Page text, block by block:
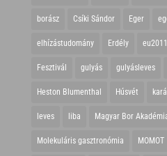
borász Csíki Sándor Eger
elhízástudomány Erdély eu2011
Fesztivál gulyás gulyásleves
Heston Blumenthal Húsvét
leves liba Magyar Bor
Molekuláris gasztronómia MOMOT